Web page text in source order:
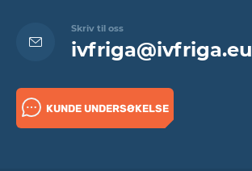
Skriv til oss
ivfriga@ivfriga.eu
KUNDE UNDERSØKELSE